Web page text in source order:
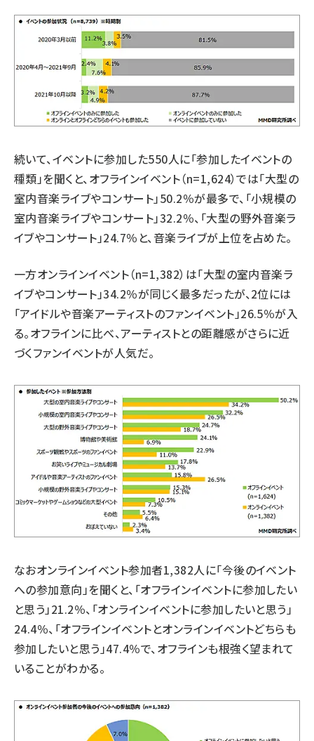
続いて、イベントに参加した550人に「参加したイベントの
種類」を聞くと、オフラインイベント（n=1,624）では「大型の
室内音楽ライブやコンサート」50.2％が最多で、「小規模の
室内音楽ライブやコンサート」32.2％、「大型の野外音楽ラ
イブやコンサート」24.7％と、音楽ライブが上位を占めた。
一方オンラインイベント（n=1,382）は「大型の室内音楽ラ
イブやコンサート」34.2％が同じく最多だったが、2位には
「アイドルや音楽アーティストのファンイベント」26.5％が入
る。オフラインに比べ、アーティストとの距離感がさらに近
づくファンイベントが人気だ。
なおオンラインイベント参加者1,382人に「今後のイベント
への参加意向」を聞くと、「オフラインイベントに参加したい
と思う」21.2％、「オンラインイベントに参加したいと思う」
24.4％、「オフラインイベントとオンラインイベントどちらも
参加したいと思う」47.4％で、オフラインも根強く望まれて
いることがわかる。